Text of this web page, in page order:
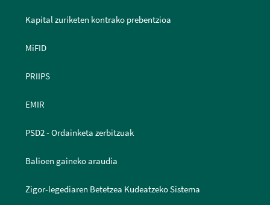
Kapital zuriketen kontrako prebentzioa
MiFID
PRIIPS
EMIR
PSD2 - Ordainketa zerbitzuak
Balioen gaineko araudia
Zigor-legediaren Betetzea Kudeatzeko Sistema